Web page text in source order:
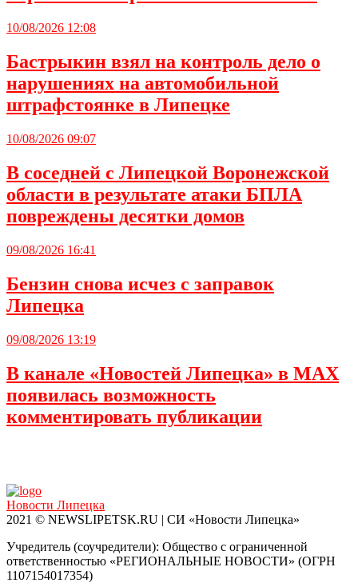
10/08/2026 12:08
Бастрыкин взял на контроль дело о
нарушениях на автомобильной
штрафстоянке в Липецке
10/08/2026 09:07
В соседней с Липецкой Воронежской
области в результате атаки БПЛА
повреждены десятки домов
09/08/2026 16:41
Бензин снова исчез с заправок
Липецка
09/08/2026 13:19
В канале «Новостей Липецка» в MAX
появилась возможность
комментировать публикации
Новости Липецка
2021 © NEWSLIPETSK.RU | СИ «Новости Липецка»
Учредитель (соучредители): Общество с ограниченной
ответственностью «РЕГИОНАЛЬНЫЕ НОВОСТИ» (ОГРН
1107154017354)